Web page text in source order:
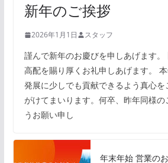
新年のご挨拶
2026年1月1日 スタッフ
謹んで新年のお慶びを申しあげます
高配を賜り厚くお礼申しあげます。
発展に少しでも貢献できるよう真心
がけてまいります。何卒、昨年同様の
うお願い申し
年末年始 営業の